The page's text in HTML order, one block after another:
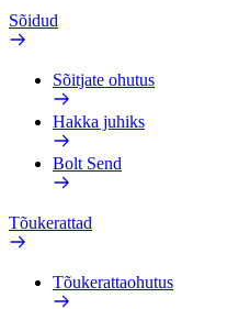
Sõidud
Sõitjate ohutus
Hakka juhiks
Bolt Send
Tõukerattad
Tõukerattaohutus